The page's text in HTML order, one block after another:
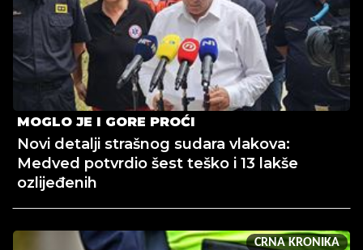
MOGLO JE I GORE PROĆI
Novi detalji strašnog sudara vlakova:
Medved potvrdio šest teško i 13 lakše
ozlijeđenih
CRNA KRONIKA